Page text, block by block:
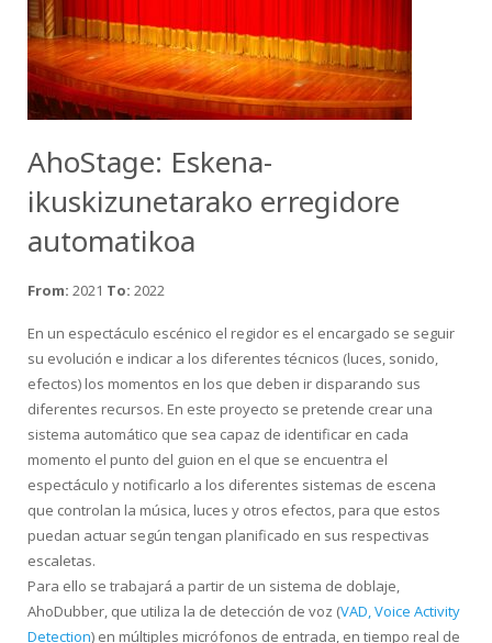
AhoStage: Eskena-
ikuskizunetarako erregidore
automatikoa
From: 2021 To: 2022
En un espectáculo escénico el regidor es el encargado se seguir
su evolución e indicar a los diferentes técnicos (luces, sonido,
efectos) los momentos en los que deben ir disparando sus
diferentes recursos. En este proyecto se pretende crear una
sistema automático que sea capaz de identificar en cada
momento el punto del guion en el que se encuentra el
espectáculo y notificarlo a los diferentes sistemas de escena
que controlan la música, luces y otros efectos, para que estos
puedan actuar según tengan planificado en sus respectivas
escaletas.
Para ello se trabajará a partir de un sistema de doblaje,
AhoDubber, que utiliza la de detección de voz (VAD, Voice Activity
Detection) en múltiples micrófonos de entrada, en tiempo real de